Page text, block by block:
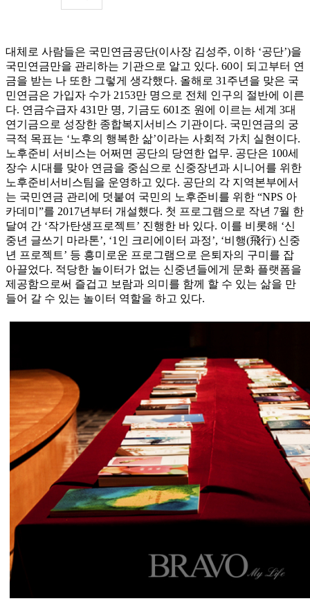
대체로 사람들은 국민연금공단(이사장 김성주, 이하 ‘공단’)을
국민연금만을 관리하는 기관으로 알고 있다. 60이 되고부터 연
금을 받는 나 또한 그렇게 생각했다. 올해로 31주년을 맞은 국
민연금은 가입자 수가 2153만 명으로 전체 인구의 절반에 이른
다. 연금수급자 431만 명, 기금도 601조 원에 이르는 세계 3대
연기금으로 성장한 종합복지서비스 기관이다. 국민연금의 궁
극적 목표는 ‘노후의 행복한 삶’이라는 사회적 가치 실현이다.
노후준비 서비스는 어쩌면 공단의 당연한 업무. 공단은 100세
장수 시대를 맞아 연금을 중심으로 신중장년과 시니어를 위한
노후준비서비스팀을 운영하고 있다. 공단의 각 지역본부에서
는 국민연금 관리에 덧붙여 국민의 노후준비를 위한 “NPS 아
카데미”를 2017년부터 개설했다. 첫 프로그램으로 작년 7월 한
달여 간 ‘작가탄생프로젝트’ 진행한 바 있다. 이를 비롯해 ‘신
중년 글쓰기 마라톤’, ‘1인 크리에이터 과정’, ‘비행(飛行) 신중
년 프로젝트’ 등 흥미로운 프로그램으로 은퇴자의 구미를 잡
아끌었다. 적당한 놀이터가 없는 신중년들에게 문화 플랫폼을
제공함으로써 즐겁고 보람과 의미를 함께 할 수 있는 삶을 만
들어 갈 수 있는 놀이터 역할을 하고 있다.